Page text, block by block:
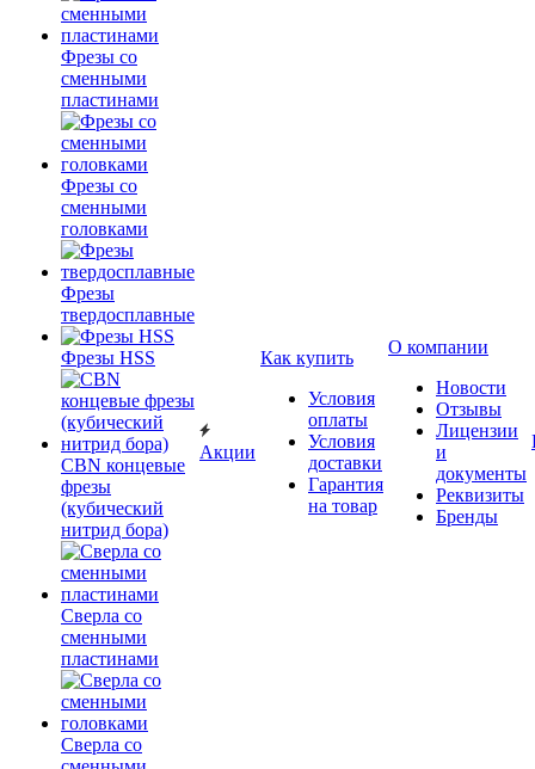
Фрезы со
сменными
пластинами
Фрезы со
сменными
головками
Фрезы
твердосплавные
Фрезы HSS
CBN концевые
фрезы
(кубический
нитрид бора)
Сверла со
сменными
пластинами
Сверла со
Акции
Как купить
Условия
оплаты
Условия
доставки
Гарантия
на товар
О компании
Новости
Отзывы
Лицензии
и
документы
Реквизиты
Бренды